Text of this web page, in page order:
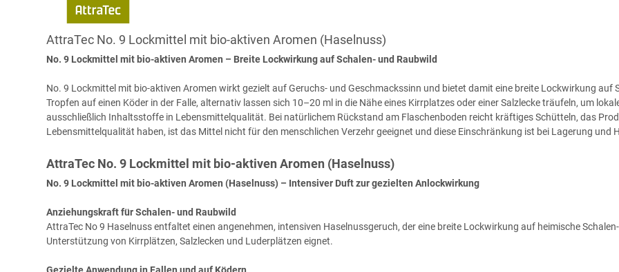
AttraTec No. 9 Lockmittel mit bio-aktiven Aromen (Haselnuss)
No. 9 Lockmittel mit bio-aktiven Aromen – Breite Lockwirkung auf Schalen- und Raubwild
No. 9 Lockmittel mit bio-aktiven Aromen wirkt gezielt auf Geruchs- und Geschmackssinn und bietet damit eine breite Lockwirkung auf
Tropfen auf einen Köder in der Falle, alternativ lassen sich 10–20 ml in die Nähe eines Kirrplatzes oder einer Salzlecke träufeln, um
ausschließlich Inhaltsstoffe in Lebensmittelqualität. Bei natürlichem Rückstand am Flaschenboden reicht kräftiges Schütteln, das
Lebensmittelqualität haben, ist das Mittel nicht für den menschlichen Verzehr geeignet und diese Einschränkung ist bei Lagerung und
AttraTec No. 9 Lockmittel mit bio-aktiven Aromen (Haselnuss)
No. 9 Lockmittel mit bio-aktiven Aromen (Haselnuss) – Intensiver Duft zur gezielten Anlockwirkung
Anziehungskraft für Schalen- und Raubwild
AttraTec No 9 Haselnuss entfaltet einen angenehmen, intensiven Haselnussgeruch, der eine breite Lockwirkung auf heimische
Unterstützung von Kirrplätzen, Salzlecken und Luderplätzen eignet.
Gezielte Anwendung in Fallen und auf Ködern